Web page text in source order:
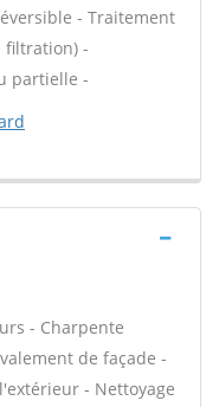
- Traitement
filtration) -
partielle -
- Charpente
de façade -
- Nettoyage